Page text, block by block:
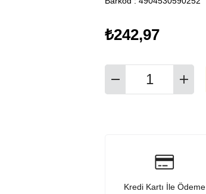
₺242,97
Kredi Kartı İle Ödeme